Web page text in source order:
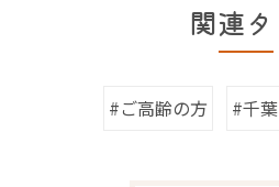
関連
#ご高齢の方 #千葉